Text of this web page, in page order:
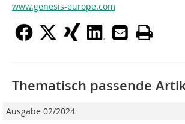
www.genesis-europe.com
Thematisch passende
Ausgabe 02/2024